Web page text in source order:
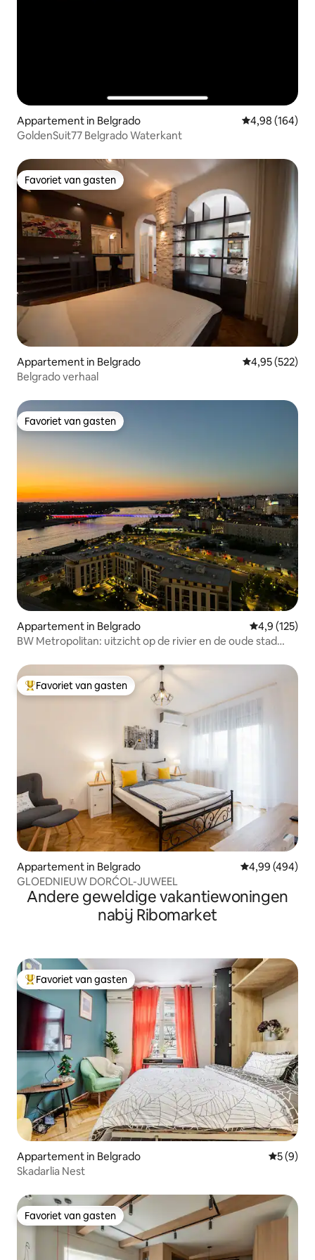
Appartement in Belgrado Gemiddelde
4,98 (164)
GoldenSuit77 Belgrado Waterkant
Favoriet van gasten
Favoriet van gasten
Appartement in Belgrado Gemiddelde
4,95 (522)
Belgrado verhaal
Favoriet van gasten
Favoriet van gasten
Appartement in Belgrado Gemiddelde
4,9 (125)
BW Metropolitan: uitzicht op de rivier en de oude stad
Topfavoriet van gasten
Favoriet van gasten
Appartement in Belgrado Gemiddelde
4,99 (494)
GLOEDNIEUW DORĆOL-JUWEEL
Andere geweldige vakantiewoningen
nabij Ribomarket
Topfavoriet van gasten
Favoriet van gasten
Appartement in Belgrado
5 (9)
Skadarlia Nest
Favoriet van gasten
Favoriet van gasten